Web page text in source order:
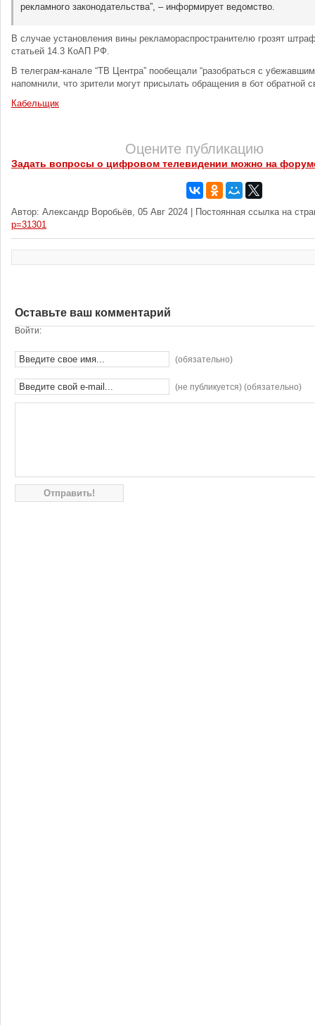
рекламного законодательства”, – информирует ведомство.
В случае установления вины рекламораспространителю грозят
статьей 14.3 КоАП РФ.
В телеграм-канале “ТВ Центра” пообещали “разобраться с
напомнили, что зрители могут присылать обращения в бот обратной
Кабельщик
Оцените публикацию
Задать вопросы о цифровом телевидении можно на
Автор: Александр Воробьёв, 05 Авг 2024 | Постоянная ссылка на
p=31301
Оставьте ваш комментарий
Войти:
(обязательно)
(не публикуется) (обязательно)